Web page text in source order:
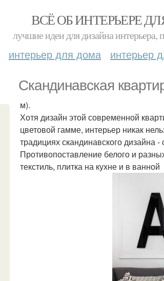
ВСЁ ОБ ИНТЕРЬЕРЕ
лучшие идеи для дизайна интерьера,
интерьер для дома интерьер
Скандинавская
м).
Хотя дизайн этой современной
цветовой гамме, интерьер никак
традициях скандинавского дизайна
Противопоставление белого и
текстиль, плитка на кухне и в ванной